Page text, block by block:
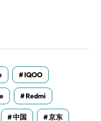
IQOO
Redmi
中国 京东